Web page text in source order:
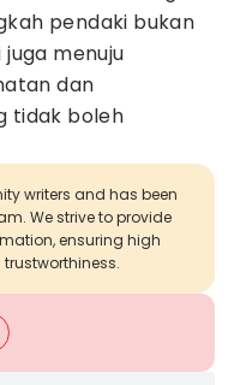
pendaki bukan
menuju
dan
tidak boleh
writers and has been
We strive to provide
ensuring high